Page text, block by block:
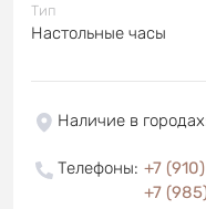
Тип
Настольные часы
Наличие в городах
Телефоны: +7
+7